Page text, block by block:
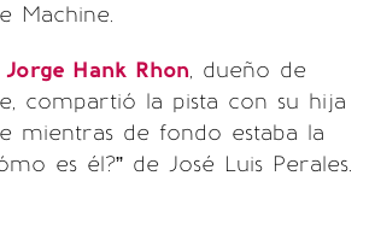
Machine.
Jorge Hank Rhon, dueño de
compartió la pista con su hija
mientras de fondo estaba la
es él?” de José Luis Perales.